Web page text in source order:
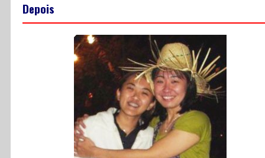
Depois